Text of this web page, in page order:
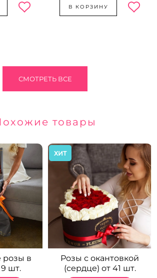
В КОРЗИНУ
СМОТРЕТЬ ВСЕ
товары
розы в
9 шт.
ХИТ
Розы с окантовкой
(сердце) от 41 шт.